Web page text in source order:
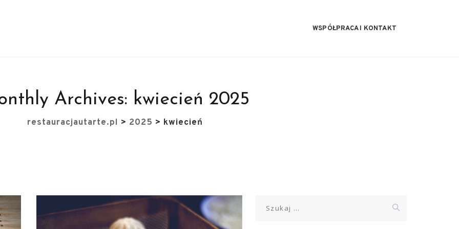
WSPÓŁPRACA I KONTAKT
Archives: kwiecień 2025
restauracjautarte.pl > 2025 > kwiecień